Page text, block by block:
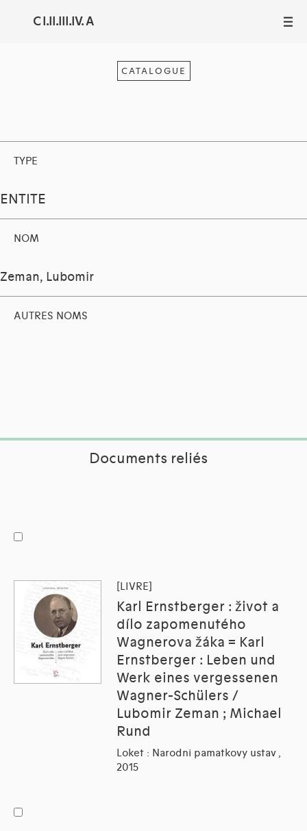
C I.II.III.IV. A III
CATALOGUE
TYPE
ENTITE
NOM
Zeman, Lubomir
AUTRES NOMS
Documents reliés
[LIVRE]
Karl Ernstberger : život a
dílo zapomenutého
Wagnerova žáka = Karl
Ernstberger : Leben und
Werk eines vergessenen
Wagner-Schülers /
Lubomir Zeman ; Michael
Rund
Loket : Narodni pamatkovy ustav ,
2015